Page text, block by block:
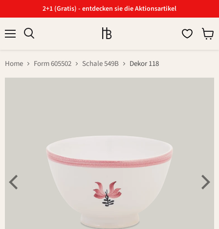
2+1 (Gratis) - entdecken sie die Aktionsartikel
Home Form 605502 Schale 549B Dekor 118